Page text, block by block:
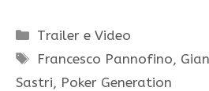
Categorie
Trailer e Video
Tag
Francesco Pannofino,
Sastri, Poker Generation